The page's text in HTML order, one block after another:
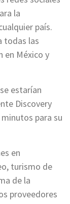
la
país.
todas las
en México y
estarían
Discovery
para su
en
turismo de
de la
proveedores